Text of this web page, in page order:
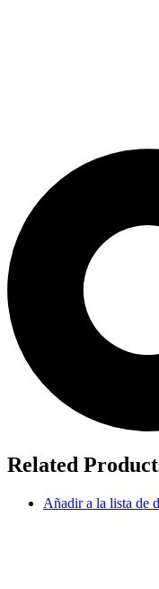
Related
Añadir a la lista de